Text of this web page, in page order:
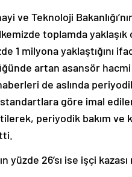
ve Teknoloji
toplamda
1 milyona yaklaştığını
artan asansör
de aslında
göre imal
periyodik bakım ve
yüzde 26’sı ise işçi